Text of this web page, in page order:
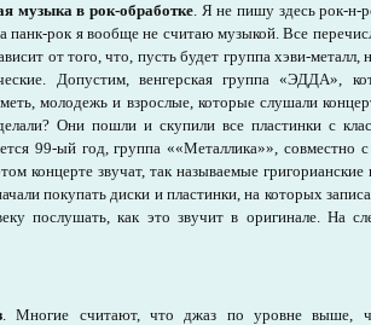
музыка в рок-обработке. Я не пишу здесь рок-н-
панк-рок я вообще не считаю музыкой. Все
от того, что, пусть будет группа хэви-металл,
Допустим, венгерская группа «ЭДДА»,
молодежь и взрослые, которые слушали
Они пошли и скупили все пластинки с
99-ый год, группа ««Металлика»», совместно
концерте звучат, так называемые
покупать диски и пластинки, на которых
послушать, как это звучит в оригинале. На
. Многие считают, что джаз по уровне выше,